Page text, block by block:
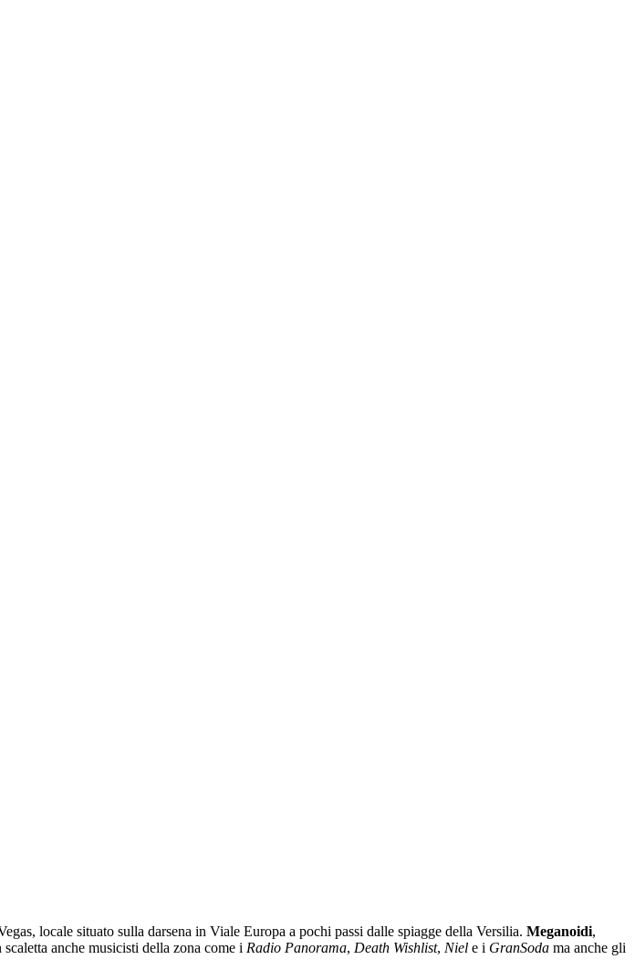
locale situato sulla darsena in Viale Europa a pochi passi dalle spiagge della Versilia. Meganoidi,
anche musicisti della zona come i Radio Panorama, Death Wishlist, Niel e i GranSoda ma anche gli